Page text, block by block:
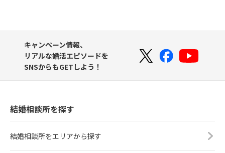
キャンペーン情報、
リアルな婚活エピソードを
SNSからもGETしよう！
結婚相談所を探す
結婚相談所をエリアから探す